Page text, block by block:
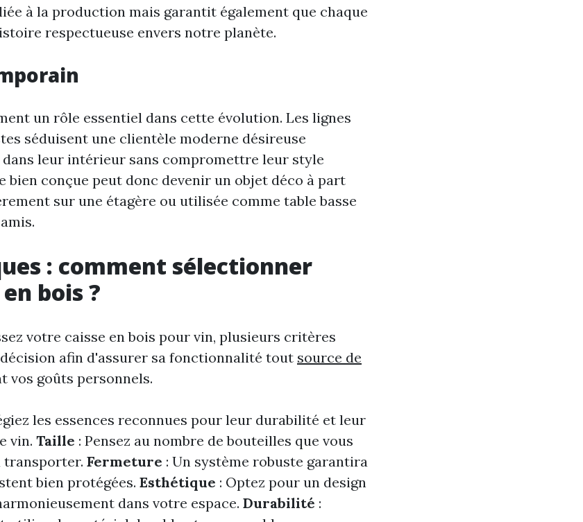
à la production mais garantit également que chaque
respectueuse envers notre planète.
un rôle essentiel dans cette évolution. Les lignes
séduisent une clientèle moderne désireuse
leur intérieur sans compromettre leur style
bien conçue peut donc devenir un objet déco à part
sur une étagère ou utilisée comme table basse
: comment sélectionner
bois ?
votre caisse en bois pour vin, plusieurs critères
afin d'assurer sa fonctionnalité tout source de
vos goûts personnels.
les essences reconnues pour leur durabilité et leur
vin. Taille : Pensez au nombre de bouteilles que vous
transporter. Fermeture : Un système robuste garantira
bien protégées. Esthétique : Optez pour un design
dans votre espace. Durabilité :